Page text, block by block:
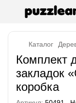
Каталог
Комплект
закладок
коробка